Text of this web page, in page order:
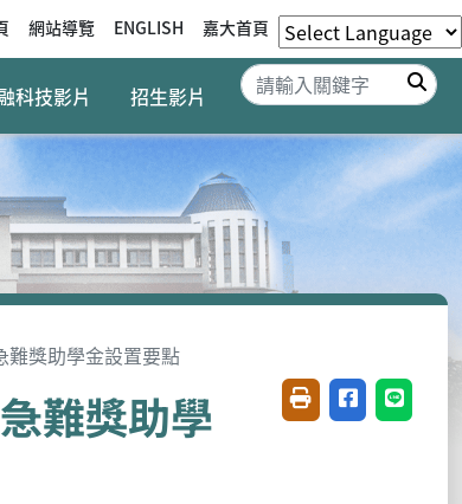
網站導覽 ENGLISH 嘉大首頁
科技影片 招生影片
搜
難獎助學金設置要點
難獎助學
友善列印(開新視窗)
分享至臉書(
分享至